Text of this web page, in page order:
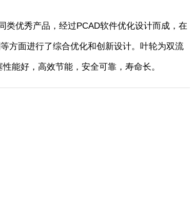
类优秀产品，经过PCAD软件优化设计而成，在
方面进行了综合优化和创新设计。叶轮为双流
能好，高效节能，安全可靠，寿命长。